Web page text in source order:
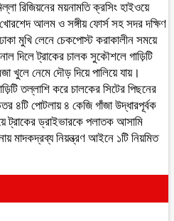
রিজিয়নের ময়নামতি ক্রসিং হাইওয়ে
আলম ও সঙ্গীয় ফোর্স সহ সদর দক্ষিণ
মুখি লেনে চেকপোস্ট করাকালীন সময়ে
দিলে ট্রাকের চালক সুকৌশলে গাড়িটি
খুলে নেমে দৌড় দিয়ে পালিয়ে যায়।
তল্লাশি করে চালকের সিটের পিছনের
৪টি পোটলায় ৪ কেজি গাঁজা উদ্ধারপূর্বক
ট্রাকের ড্রাইভারকে পলাতক আসামি
মাদকদ্রব্য নিয়ন্ত্রণ আইনে ১টি নিয়মিত